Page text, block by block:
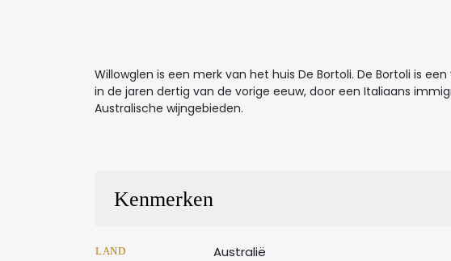
Willowglen is een merk van het huis De Bortoli. De Bortoli is
in de jaren dertig van de vorige eeuw, door een Italiaans
Australische wijngebieden.
Kenmerken
LAND Australië